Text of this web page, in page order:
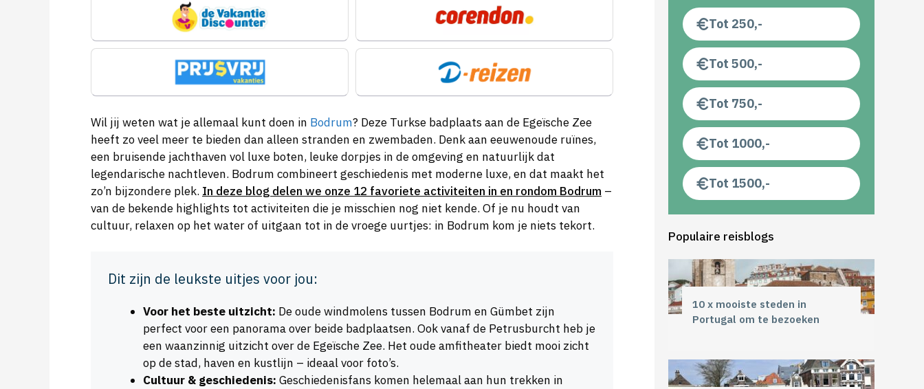
Wil jij weten wat je allemaal kunt doen in Bodrum? Deze Turkse badplaats aan de Egeïsche Zee
heeft zo veel meer te bieden dan alleen stranden en zwembaden. Denk aan eeuwenoude ruïnes,
een bruisende jachthaven vol luxe boten, leuke dorpjes in de omgeving en natuurlijk dat
legendarische nachtleven. Bodrum combineert geschiedenis met moderne luxe, en dat maakt het
zo’n bijzondere plek. In deze blog delen we onze 12 favoriete activiteiten in en rondom Bodrum –
van de bekende highlights tot activiteiten die je misschien nog niet kende. Of je nu houdt van
cultuur, relaxen op het water of uitgaan tot in de vroege uurtjes: in Bodrum kom je niets tekort.
Dit zijn de leukste uitjes voor jou:
Voor het beste uitzicht: De oude windmolens tussen Bodrum en Gümbet zijn
perfect voor een panorama over beide badplaatsen. Ook vanaf de Petrusburcht heb je
een waanzinnig uitzicht over de Egeïsche Zee. Het oude amfitheater biedt mooi zicht
op de stad, haven en kustlijn – ideaal voor foto’s.
Cultuur & geschiedenis: Geschiedenisfans komen helemaal aan hun trekken in
Tot 250,-
Tot 500,-
Tot 750,-
Tot 1000,-
Tot 1500,-
Populaire reisblogs
10 x mooiste steden in
Portugal om te bezoeken